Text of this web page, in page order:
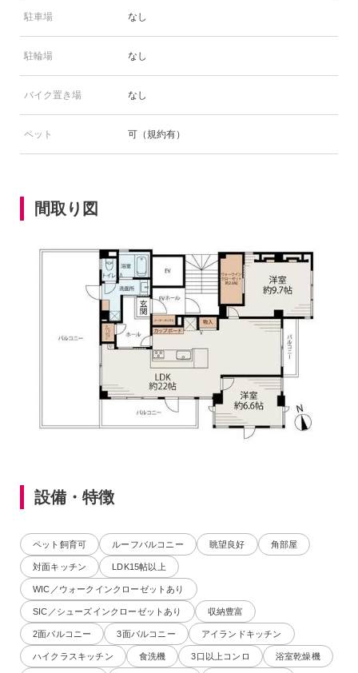
駐車場 なし
駐輪場 なし
バイク置き場 なし
ペット 可（規約有）
間取り図
設備・特徴
ペット飼育可 ルーフバルコニー 眺望良好 角部屋
対面キッチン LDK15帖以上
WIC／ウォークインクローゼットあり
SIC／シューズインクローゼットあり 収納豊富
2面バルコニー 3面バルコニー アイランドキッチン
ハイクラスキッチン 食洗機 3口以上コンロ 浴室乾燥機